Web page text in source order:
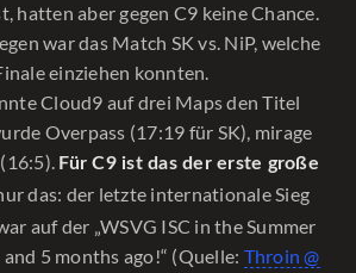
hatten aber gegen C9 keine Chance.
war das Match SK vs. NiP, welche
einziehen konnten.
Cloud9 auf drei Maps den Titel
Overpass (17:19 für SK), mirage
Für C9 ist das der erste große
das: der letzte internationale Sieg
auf der „WSVG ISC in the Summer
5 months ago!“ (Quelle: Throin @